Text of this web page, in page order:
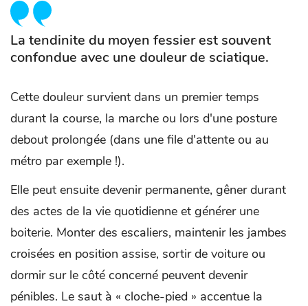
La tendinite du moyen fessier est souvent
confondue avec une douleur de sciatique.
Cette douleur survient dans un premier temps
durant la course, la marche ou lors d'une posture
debout prolongée (dans une file d'attente ou au
métro par exemple !).
Elle peut ensuite devenir permanente, gêner durant
des actes de la vie quotidienne et générer une
boiterie. Monter des escaliers, maintenir les jambes
croisées en position assise, sortir de voiture ou
dormir sur le côté concerné peuvent devenir
pénibles. Le saut à « cloche-pied » accentue la